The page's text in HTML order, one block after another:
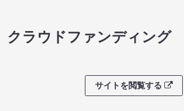
クラウドファンディング
サイトを閲覧する